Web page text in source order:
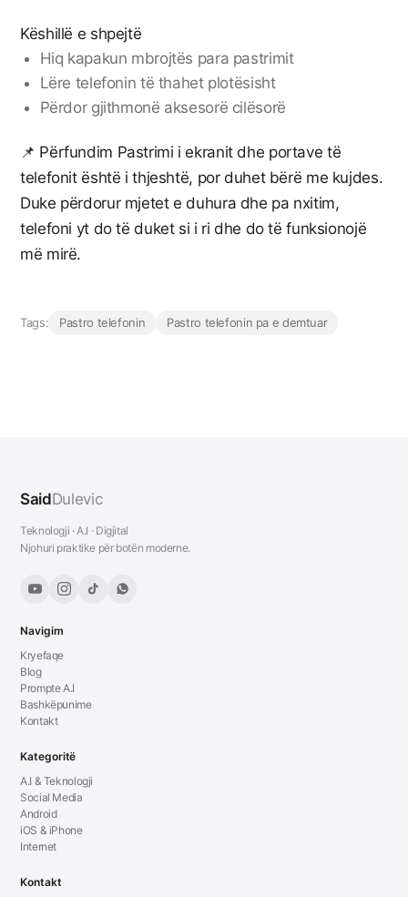
Këshillë e shpejtë
Hiq kapakun mbrojtës para pastrimit
Lëre telefonin të thahet plotësisht
Përdor gjithmonë aksesorë cilësorë
📌 Përfundim Pastrimi i ekranit dhe portave të
telefonit është i thjeshtë, por duhet bërë me kujdes.
Duke përdorur mjetet e duhura dhe pa nxitim,
telefoni yt do të duket si i ri dhe do të funksionojë
më mirë.
Tags: Pastro telefonin Pastro telefonin pa e demtuar
SaidDulevic
Teknologji · A.I · Digjital
Njohuri praktike për botën moderne.
Navigim
Kryefaqe
Blog
Prompte A.I
Bashkëpunime
Kontakt
Kategoritë
A.I & Teknologji
Social Media
Android
iOS & iPhone
Internet
Kontakt